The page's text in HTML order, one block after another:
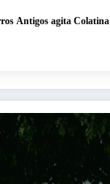
Antigos agita Colatina